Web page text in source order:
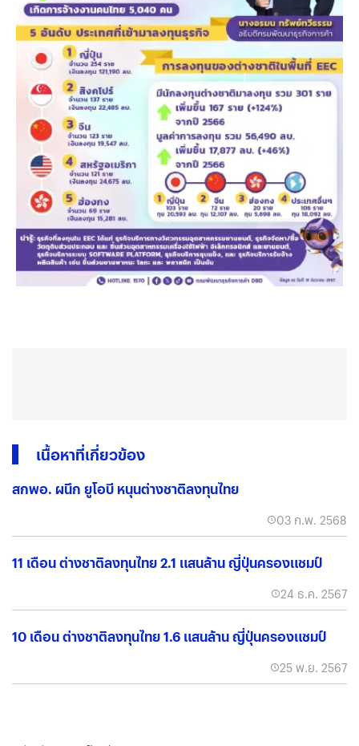
เนื้อหาที่เกี่ยวข้อง
สกพอ. ผนึก ยูโอบี หนุนต่างชาติลงทุนไทย
03 ก.พ. 2568
11 เดือน ต่างชาติลงทุนไทย 2.1 แสนล้าน ญี่ปุ่นครองแชมป์
24 ธ.ค. 2567
10 เดือน ต่างชาติลงทุนไทย 1.6 แสนล้าน ญี่ปุ่นครองแชมป์
25 พ.ย. 2567